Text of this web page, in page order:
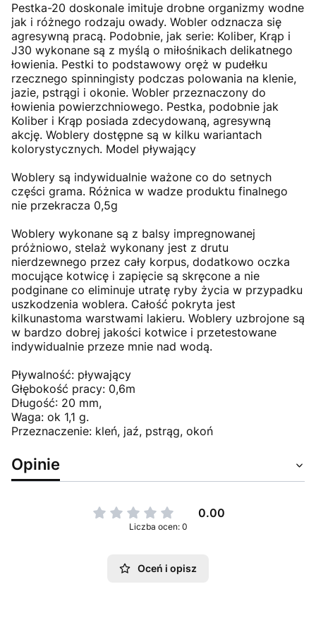
Pestka-20 doskonale imituje drobne organizmy wodne
jak i różnego rodzaju owady. Wobler odznacza się
agresywną pracą. Podobnie, jak serie: Koliber, Krąp i
J30 wykonane są z myślą o miłośnikach delikatnego
łowienia. Pestki to podstawowy oręż w pudełku
rzecznego spinningisty podczas polowania na klenie,
jazie, pstrągi i okonie. Wobler przeznaczony do
łowienia powierzchniowego. Pestka, podobnie jak
Koliber i Krąp posiada zdecydowaną, agresywną
akcję. Woblery dostępne są w kilku wariantach
kolorystycznych. Model pływający
Woblery są indywidualnie ważone co do setnych
części grama. Różnica w wadze produktu finalnego
nie przekracza 0,5g
Woblery wykonane są z balsy impregnowanej
próżniowo, stelaż wykonany jest z drutu
nierdzewnego przez cały korpus, dodatkowo oczka
mocujące kotwicę i zapięcie są skręcone a nie
podginane co eliminuje utratę ryby życia w przypadku
uszkodzenia woblera. Całość pokryta jest
kilkunastoma warstwami lakieru. Woblery uzbrojone są
w bardzo dobrej jakości kotwice i przetestowane
indywidualnie przeze mnie nad wodą.
Pływalność: pływający
Głębokość pracy: 0,6m
Długość: 20 mm,
Waga: ok 1,1 g.
Przeznaczenie: kleń, jaź, pstrąg, okoń
Opinie
0.00
Liczba ocen: 0
Oceń i opisz